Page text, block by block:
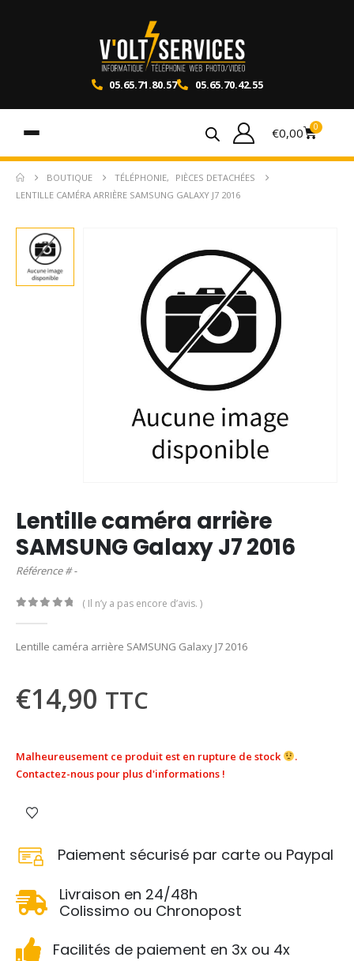
05.65.71.80.57 05.65.70.42.55
€0,00 0
BOUTIQUE TÉLÉPHONIE,
PIÈCES DETACHÉES
LENTILLE CAMÉRA ARRIÈRE SAMSUNG GALAXY J7 2016
Lentille caméra arrière
SAMSUNG Galaxy J7 2016
Référence # -
( Il n’y a pas encore d’avis. )
Lentille caméra arrière SAMSUNG Galaxy J7 2016
€14,90 TTC
Malheureusement ce produit est en rupture de stock
.
Contactez-nous pour plus d'informations !
Paiement sécurisé par carte ou Paypal
Livraison en 24/48h
Colissimo ou Chronopost
Facilités de paiement en 3x ou 4x